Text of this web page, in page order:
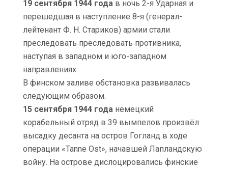
19 сентября 1944 года в ночь 2-я Ударная и
перешедшая в наступление 8-я (генерал-
лейтенант Ф. Н. Стариков) армии стали
преследовать преследовать противника,
наступая в западном и юго-западном
направлениях.
В финском заливе обстановка развивалась
следующим образом.
15 сентября 1944 года немецкий
корабельный отряд в 39 вымпелов произвёл
высадку десанта на остров Гогланд в ходе
операции «Tanne Ost», начавшей Лапландскую
войну. На острове дислоцировались финские